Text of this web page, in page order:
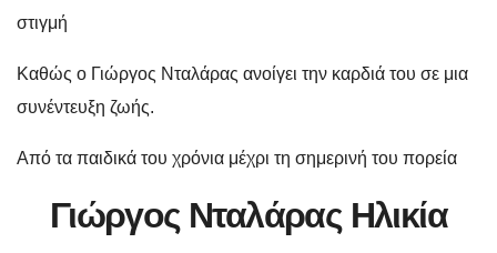
στιγμή
Kαθώς ο Γιώργος Νταλάρας ανοίγει την καρδιά του σε μια
συνέντευξη ζωής.
Από τα παιδικά του χρόνια μέχρι τη σημερινή του πορεία
Γιώργος Νταλάρας Ηλικία